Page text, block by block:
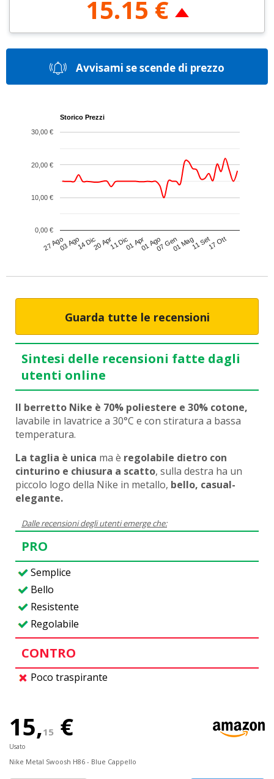
15.15 €
Storico Prezzi
27 Ago03 Ago14 Dic20 Apr11 Dic01 Apr01 Ago07 Gen01 Mag11 Set17 Ott
0,00 €
10,00 €
20,00 €
30,00 €
Avvisami se scende di prezzo
Guarda tutte le recensioni
Sintesi delle recensioni fatte dagli
utenti online
Il berretto Nike è 70% poliestere e 30% cotone,
lavabile in lavatrice a 30°C e con stiratura a bassa
temperatura.
La taglia è unica ma è regolabile dietro con
cinturino e chiusura a scatto, sulla destra ha un
piccolo logo della Nike in metallo, bello, casual-
elegante.
Dalle recensioni degli utenti emerge che:
PRO
Semplice
Bello
Resistente
Regolabile
CONTRO
Poco traspirante
15,15 €
Usato
Nike Metal Swoosh H86 - Blue Cappello